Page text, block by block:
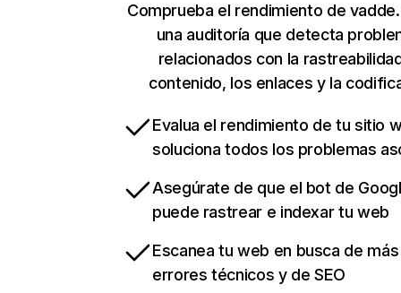
Comprueba el rendimiento de
una auditoría que detecta
relacionados con la
contenido, los enlaces y la
Evalua el rendimiento de tu sitio
soluciona todos los problemas
Asegúrate de que el bot de
puede rastrear e indexar tu web
Escanea tu web en busca de
errores técnicos y de SEO